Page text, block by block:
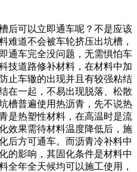
后可以立即通车呢？不是应该
难道不会被车轮挤压出坑槽，
通车完全没问题，无需惧怕车
技道路修补材料，在材料中加
止车辙的出现并且有较强粘结
在一起，不易出现脱落、松散
槽普遍使用热沥青，先不说热
是热塑性材料，在高温时是流
效果需待材料温度降低后，施
后方可通车。而沥青冷补料中
的影响，其固化条件是材料中
全年全天候均可以施工使用，